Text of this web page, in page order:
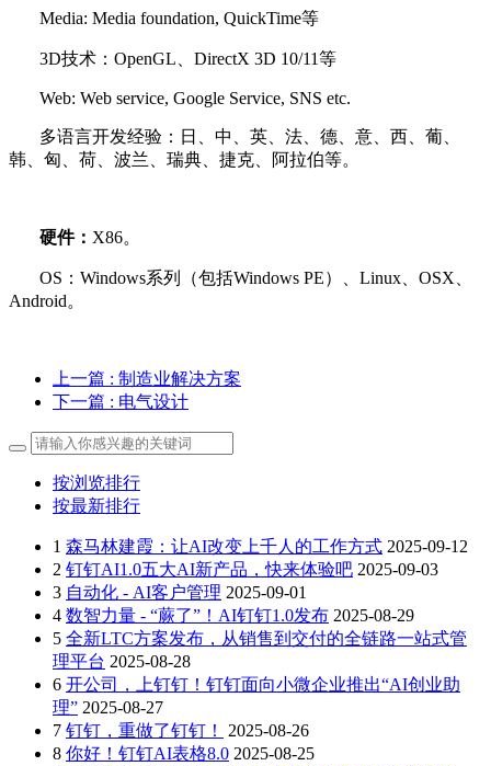
Media: Media foundation, QuickTime等
3D技术：OpenGL、DirectX 3D 10/11等
Web: Web service, Google Service, SNS etc.
多语言开发经验：日、中、英、法、德、意、西、葡、
韩、匈、荷、波兰、瑞典、捷克、阿拉伯等。
硬件： X86。
OS：Windows系列（包括Windows PE）、Linux、OSX、
Android。
上一篇 : 制造业解决方案
下一篇 : 电气设计
按浏览排行
按最新排行
1 森马林建霞：让AI改变上千人的工作方式 2025-09-12
2 钉钉AI1.0五大AI新产品，快来体验吧 2025-09-03
3 自动化 - AI客户管理 2025-09-01
4 数智力量 - “蕨了”！AI钉钉1.0发布 2025-08-29
5 全新LTC方案发布，从销售到交付的全链路一站式管
理平台 2025-08-28
6 开公司，上钉钉！钉钉面向小微企业推出“AI创业助
理” 2025-08-27
7 钉钉，重做了钉钉！
2025-08-26
8 你好！钉钉AI表格8.0 2025-08-25